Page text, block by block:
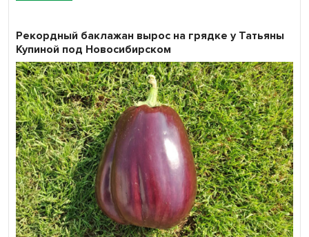
Рекордный баклажан вырос на грядке у Татьяны
Купиной под Новосибирском